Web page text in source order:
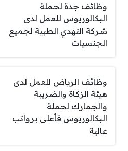
وظائف جدة لحملة
البكالوريوس للعمل لدى
شركة النهدي الطبية لجميع
الجنسيات
وظائف الرياض للعمل لدى
هيئة الزكاة والضريبة
والجمارك لحملة
البكالوريوس فأعلى برواتب
عالية